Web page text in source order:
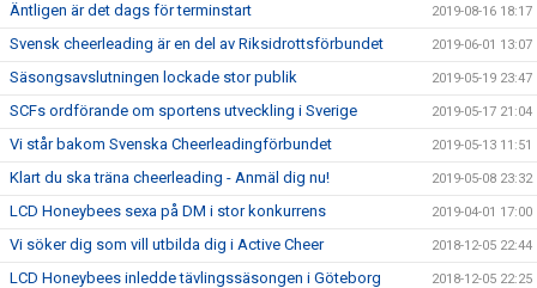
Äntligen är det dags för terminstart 2019-08-16 18:17
Svensk cheerleading är en del av Riksidrottsförbundet 2019-06-01 13:07
Säsongsavslutningen lockade stor publik 2019-05-19 23:47
SCFs ordförande om sportens utveckling i Sverige 2019-05-17 21:04
Vi står bakom Svenska Cheerleadingförbundet 2019-05-13 11:51
Klart du ska träna cheerleading - Anmäl dig nu! 2019-05-08 23:32
LCD Honeybees sexa på DM i stor konkurrens 2019-04-01 17:00
Vi söker dig som vill utbilda dig i Active Cheer 2018-12-05 22:44
LCD Honeybees inledde tävlingssäsongen i Göteborg 2018-12-05 22:25